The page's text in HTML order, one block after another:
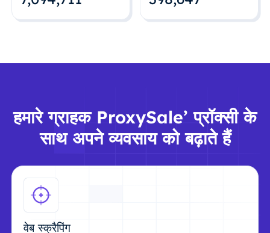
हमारे ग्राहक ProxySale’ प्रॉक्सी के
साथ अपने व्यवसाय को बढ़ाते हैं
वेब स्क्रैपिंग